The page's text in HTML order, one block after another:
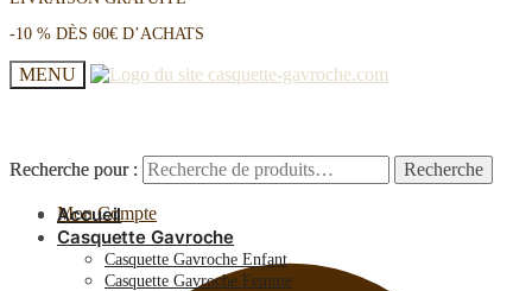
-10 % DÈS 60€ D’ACHATS
MENU
Recherche pour : Recherche
Mon Compte
Recherche pour : Recherche
Accueil
Casquette Gavroche
Casquette Gavroche Enfant
Casquette Gavroche Femme